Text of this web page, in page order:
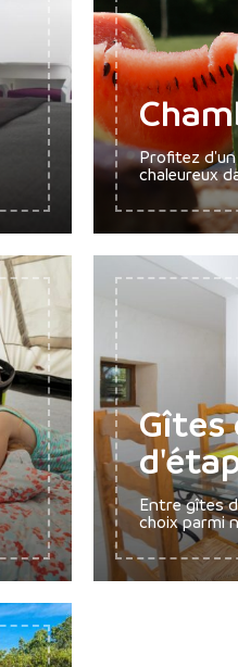
Profitez
chaleureux
Gîtes
Entre gîtes
choix parmi